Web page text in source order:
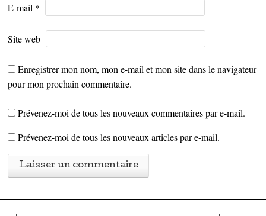
E-mail *
Site web
Enregistrer mon nom, mon e-mail et mon site dans le navigateur
pour mon prochain commentaire.
Prévenez-moi de tous les nouveaux commentaires par e-mail.
Prévenez-moi de tous les nouveaux articles par e-mail.